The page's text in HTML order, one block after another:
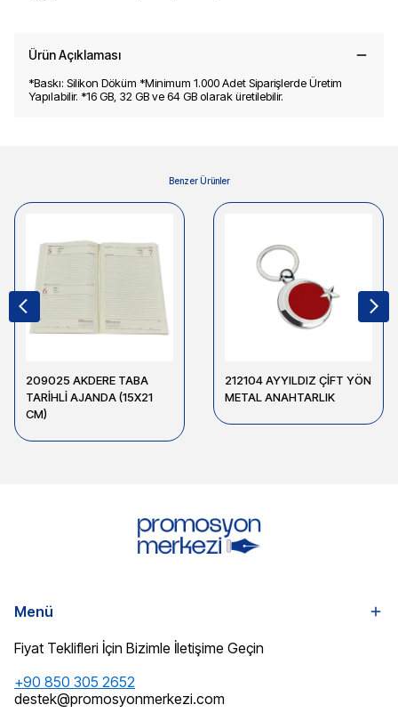
Ürün Açıklaması
*Baskı: Silikon Döküm *Minimum 1.000 Adet Siparişlerde Üretim
Yapılabilir. *16 GB, 32 GB ve 64 GB olarak üretilebilir.
Benzer Ürünler
209025 AKDERE TABA
TARİHLİ AJANDA (15X21
CM)
212104 AYYILDIZ ÇİFT YÖN
METAL ANAHTARLIK
Menü
Fiyat Teklifleri İçin Bizimle İletişime Geçin
+90 850 305 2652
destek@promosyonmerkezi.com